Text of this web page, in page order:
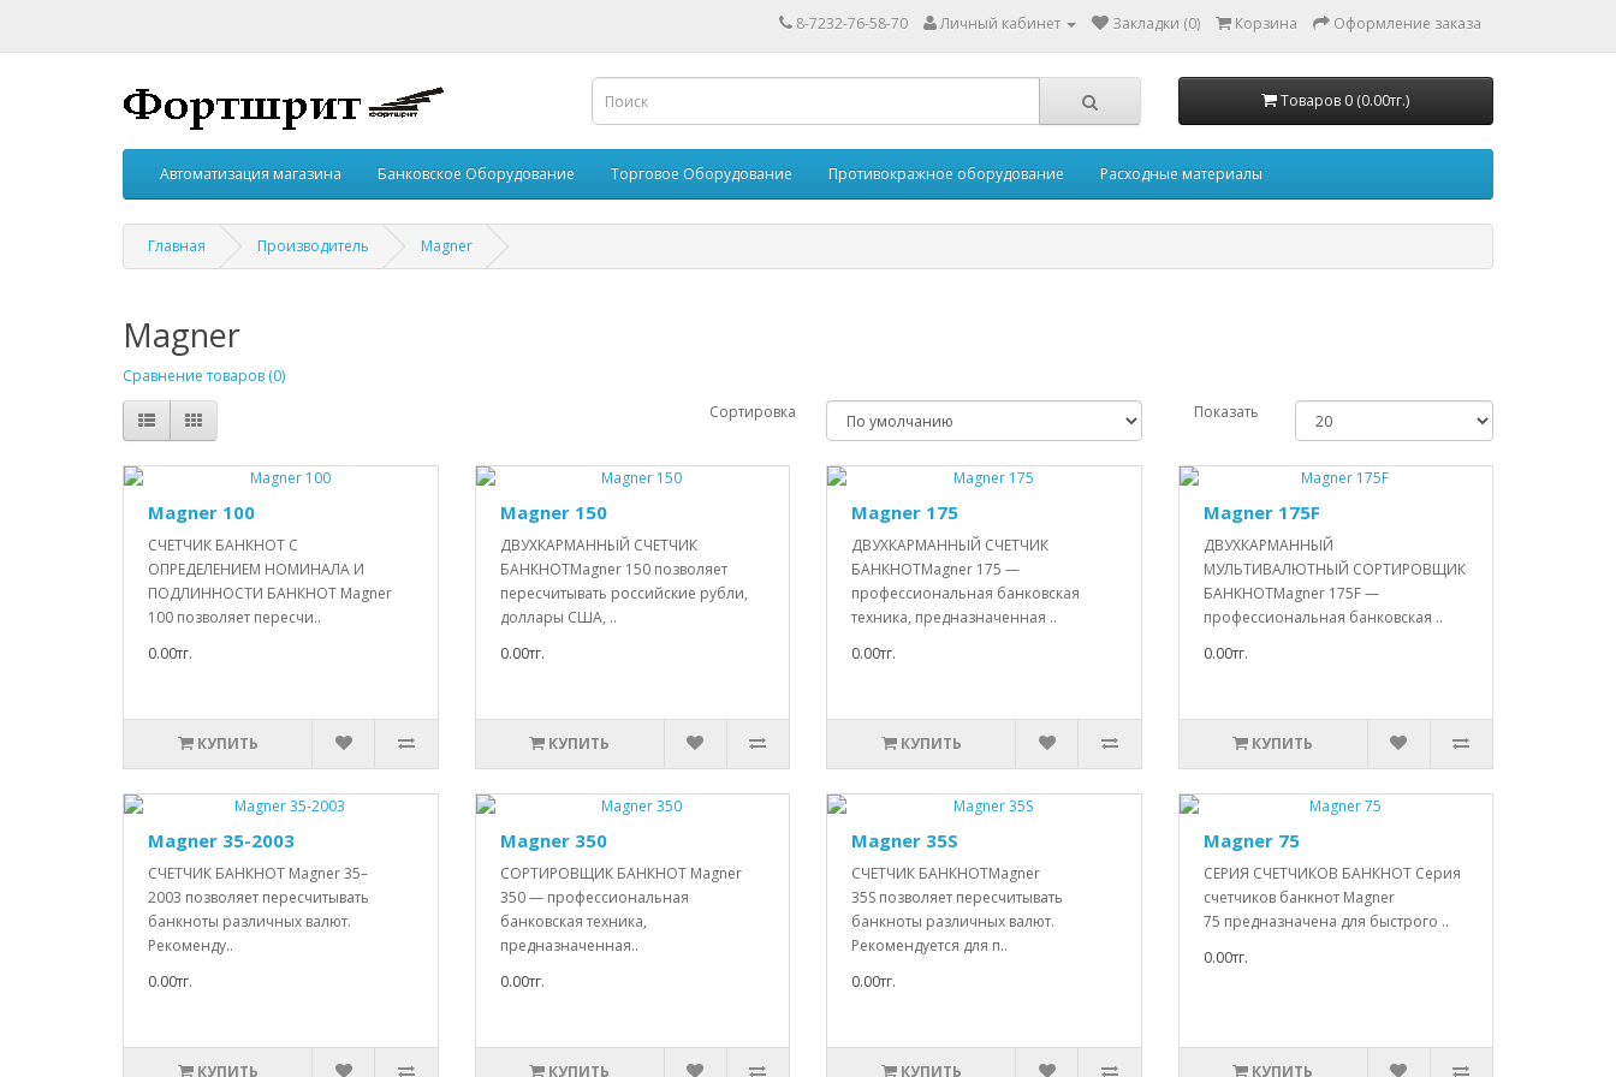
8-7232-76-58-70 Личный кабинет Закладки (0) Корзина Оформление заказа
Товаров 0 (0.00тг.)
Автоматизация магазина Банковское Оборудование Торговое Оборудование Противокражное оборудование Расходные материалы
Главная Производитель Magner
Magner
Сравнение товаров (0)
Сортировка
Показать
Magner 100
СЧЕТЧИК БАНКНОТ С
ОПРЕДЕЛЕНИЕМ НОМИНАЛА И
ПОДЛИННОСТИ БАНКНОТ Magner
100 позволяет пересчи..
0.00тг.
КУПИТЬ
Magner 150
ДВУХКАРМАННЫЙ СЧЕТЧИК
БАНКНОТMagner 150 позволяет
пересчитывать российские рубли,
доллары США, ..
0.00тг.
КУПИТЬ
Magner 175
ДВУХКАРМАННЫЙ СЧЕТЧИК
БАНКНОТMagner 175 —
профессиональная банковская
техника, предназначенная ..
0.00тг.
КУПИТЬ
Magner 175F
ДВУХКАРМАННЫЙ
МУЛЬТИВАЛЮТНЫЙ СОРТИРОВЩИК
БАНКНОТMagner 175F —
профессиональная банковская ..
0.00тг.
КУПИТЬ
Magner 35-2003
СЧЕТЧИК БАНКНОТ Magner 35–
2003 позволяет пересчитывать
банкноты различных валют.
Рекоменду..
0.00тг.
КУПИТЬ
Magner 350
СОРТИРОВЩИК БАНКНОТ Magner
350 — профессиональная
банковская техника,
предназначенная..
0.00тг.
КУПИТЬ
Magner 35S
СЧЕТЧИК БАНКНОТMagner
35S позволяет пересчитывать
банкноты различных валют.
Рекомендуется для п..
0.00тг.
КУПИТЬ
Magner 75
СЕРИЯ СЧЕТЧИКОВ БАНКНОТ Серия
счетчиков банкнот Magner
75 предназначена для быстрого ..
0.00тг.
КУПИТЬ